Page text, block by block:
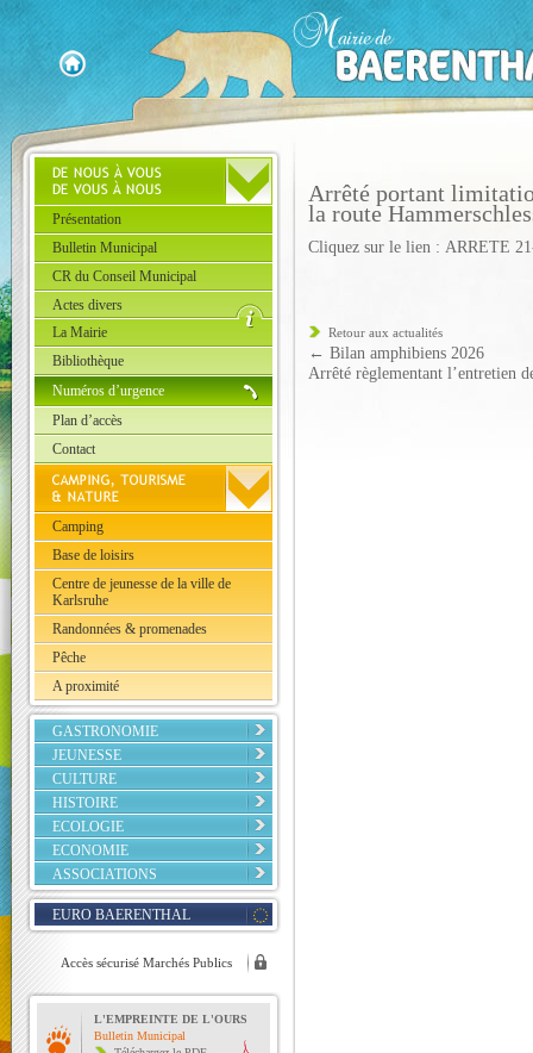
Présentation
Bulletin Municipal
CR du Conseil Municipal
Actes divers
La Mairie
Bibliothèque
Numéros d’urgence
Plan d’accès
Contact
Camping
Base de loisirs
Centre de jeunesse de la ville de
Karlsruhe
Randonnées & promenades
Pêche
A proximité
GASTRONOMIE
JEUNESSE
CULTURE
HISTOIRE
ECOLOGIE
ECONOMIE
ASSOCIATIONS
EURO BAERENTHAL
Accès sécurisé Marchés Publics
L'EMPREINTE DE L'OURS
Bulletin Municipal
Arrêté portant
la route
Cliquez sur le lien : ARRETE
Retour aux actualités
← Bilan amphibiens 2026
Arrêté règlementant l’entretien